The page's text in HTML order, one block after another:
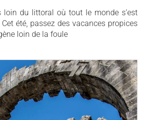
loin du littoral où tout le monde s’est
été, passez des vacances propices
loin de la foule